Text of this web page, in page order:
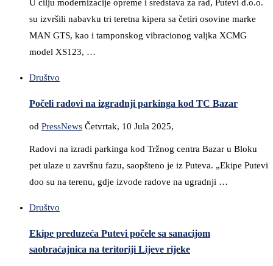
U cilju modernizacije opreme i sredstava za rad, Putevi d.o.o.
su izvršili nabavku tri teretna kipera sa četiri osovine marke
MAN GTS, kao i tamponskog vibracionog valjka XCMG
model XS123, …
Društvo
Počeli radovi na izgradnji parkinga kod TC Bazar
od PressNews Četvrtak, 10 Jula 2025,
Radovi na izradi parkinga kod Tržnog centra Bazar u Bloku
pet ulaze u završnu fazu, saopšteno je iz Puteva. „Ekipe Putevi
doo su na terenu, gdje izvode radove na ugradnji …
Društvo
Ekipe preduzeća Putevi počele sa sanacijom
saobraćajnica na teritoriji Lijeve rijeke